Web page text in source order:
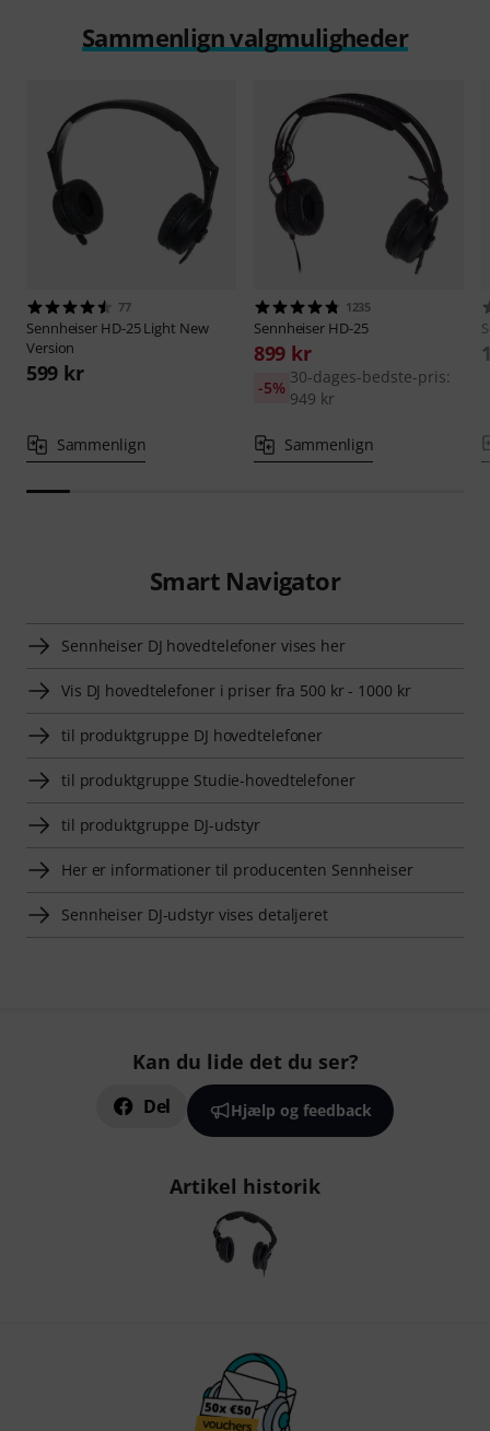
Sammenlign valgmuligheder
77
Sennheiser HD-25 Light New
Version
599 kr
Sammenlign
1235
Sennheiser HD-25
899 kr
30-dages-bedste-pris:
949 kr
-5%
Sammenlign
Smart Navigator
Sennheiser DJ hovedtelefoner vises her
Vis DJ hovedtelefoner i priser fra 500 kr - 1000 kr
til produktgruppe DJ hovedtelefoner
til produktgruppe Studie-hovedtelefoner
til produktgruppe DJ-udstyr
Her er informationer til producenten Sennheiser
Sennheiser DJ-udstyr vises detaljeret
Kan du lide det du ser?
Del Hjælp og feedback
Artikel historik